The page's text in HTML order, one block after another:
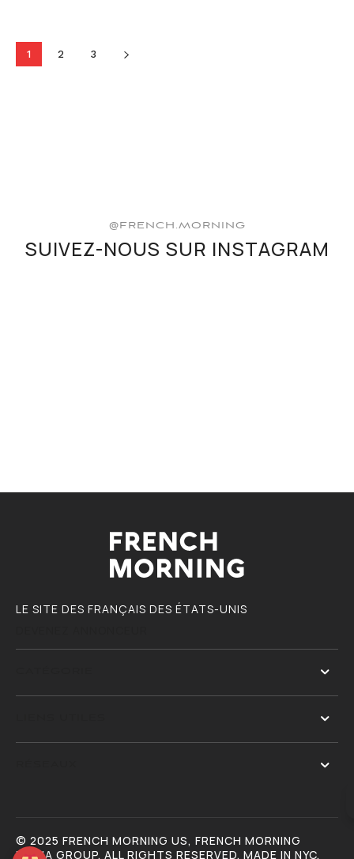
1 2 3
@FRENCH.MORNING
SUIVEZ-NOUS SUR INSTAGRAM
LE SITE DES FRANÇAIS DES ÉTATS-UNIS
© 2025 FRENCH MORNING US, FRENCH MORNING
MEDIA GROUP. ALL RIGHTS RESERVED. MADE IN NYC.